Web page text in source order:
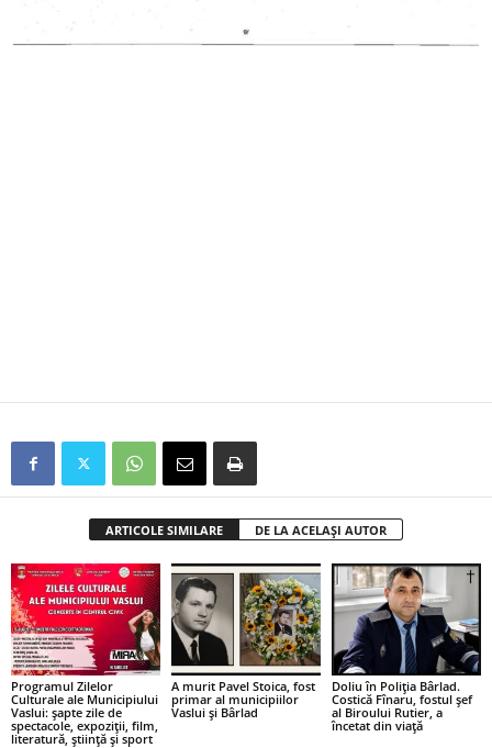
ARTICOLE SIMILARE DE LA ACELAȘI AUTOR
Programul Zilelor
Culturale ale Municipiului
Vaslui: șapte zile de
spectacole, expoziții, film,
literatură, știință și sport
A murit Pavel Stoica, fost
primar al municipiilor
Vaslui și Bârlad
Doliu în Poliția Bârlad.
Costică Fînaru, fostul șef
al Biroului Rutier, a
încetat din viață